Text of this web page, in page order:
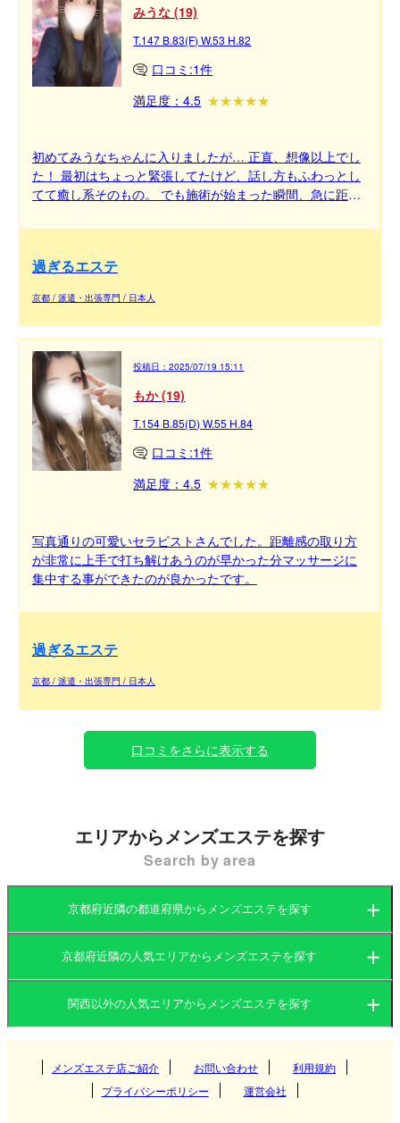
みうな (19)
T.147 B.83(F) W.53 H.82
口コミ:1件
満足度：4.5
初めてみうなちゃんに入りましたが… 正直、想像以上でし
た！ 最初はちょっと緊張してたけど、話し方もふわっとし
てて癒し系そのもの。 でも施術が始まった瞬間、急に距離
ルい…笑 低身長で小柄なのに、存在感がすごくて ずっとド
った後には「また会いたい」って素直に思えました。 完全
過ぎるエステ
京都 / 派遣・出張専門 / 日本人
投稿日：2025/07/19 15:11
もか (19)
T.154 B.85(D) W.55 H.84
口コミ:1件
満足度：4.5
写真通りの可愛いセラピストさんでした。距離感の取り方
が非常に上手で打ち解けあうのが早かった分マッサージに
集中する事ができたのが良かったです。
過ぎるエステ
京都 / 派遣・出張専門 / 日本人
口コミをさらに表示する
エリアからメンズエステを探す
Search by area
京都府近隣の都道府県からメンズエステを探す
大阪府 京都府
兵庫県 滋賀県
奈良県 和歌山県
京都府近隣の人気エリアからメンズエステを探す
梅田 京都府
関西以外の人気エリアからメンズエステを探す
関東
メンズエステ店ご紹介 お問い合わせ
利用規約
プライバシーポリシー
運営会社